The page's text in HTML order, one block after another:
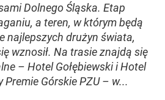
Dolnego Śląska. Etap
a teren, w którym będą
najlepszych drużyn świata,
wznosił. Na trasie znajdą się
– Hotel Gołębiewski i Hotel
Górskie PZU – w...